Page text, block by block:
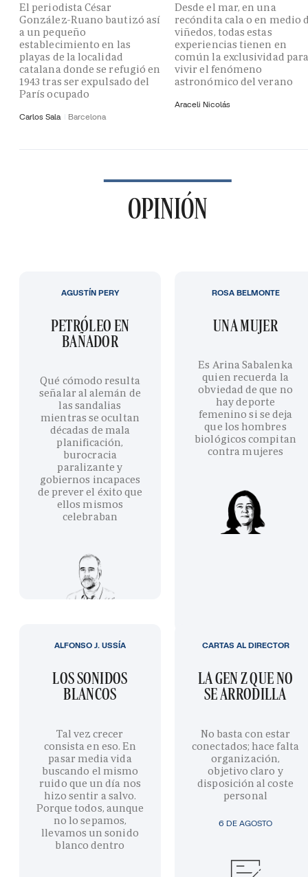
El periodista César
González-Ruano bautizó así
a un pequeño
establecimiento en las
playas de la localidad
catalana donde se refugió en
1943 tras ser expulsado del
París ocupado
Carlos Sala Barcelona
Desde el mar, en una
recóndita cala o en medio
viñedos, todas estas
experiencias tienen en
común la exclusividad
vivir el fenómeno
astronómico del verano
Araceli Nicolás
OPINIÓN
PETRÓLEO EN
BAÑADOR
Qué cómodo resulta
señalar al alemán de
las sandalias
mientras se ocultan
décadas de mala
planificación,
burocracia
paralizante y
gobiernos incapaces
de prever el éxito que
ellos mismos
celebraban
AGUSTÍN PERY
UNA MUJER
Es Arina Sabalenka
quien recuerda la
obviedad de que no
hay deporte
femenino si se deja
que los hombres
biológicos compitan
contra mujeres
ROSA BELMONTE
LOS SONIDOS
BLANCOS
Tal vez crecer
consista en eso. En
pasar media vida
buscando el mismo
ruido que un día nos
hizo sentir a salvo.
Porque todos, aunque
no lo sepamos,
llevamos un sonido
blanco dentro
ALFONSO J. USSÍA
6 DE AGOSTO
LA GEN Z QUE NO
SE ARRODILLA
No basta con estar
conectados; hace falta
organización,
objetivo claro y
disposición al coste
personal
CARTAS AL DIRECTOR